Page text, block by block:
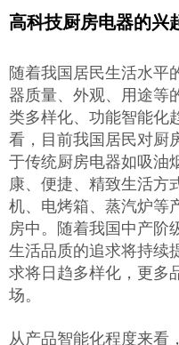
高科技厨房电器的兴
随着我国居民生活水平
器质量、外观、用途等
类多样化、功能智能化
看，目前我国居民对厨
于传统厨房电器如吸油
康、便捷、精致生活方
机、电烤箱、蒸汽炉等
房中。随着我国中产阶
生活品质的追求将持续
求将日趋多样化，更多
场。
从产品智能化程度来看